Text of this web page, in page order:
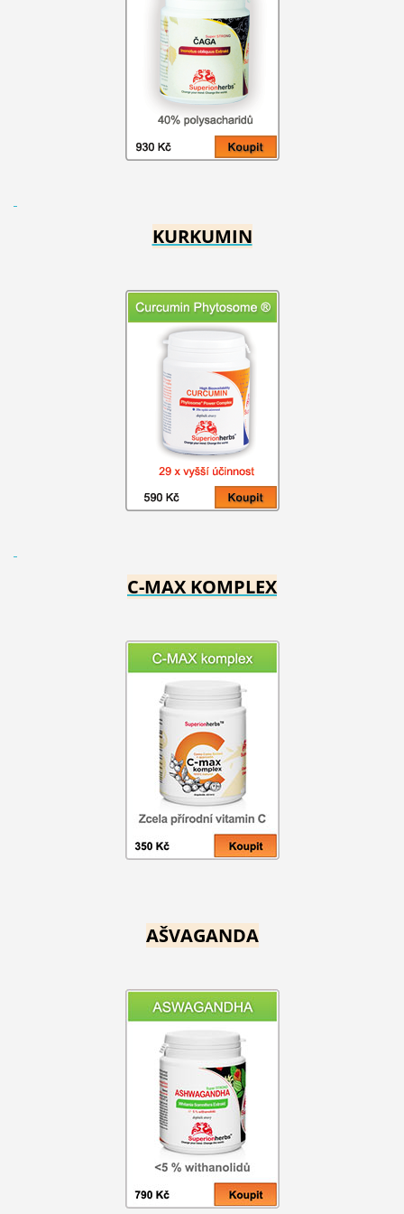
KURKUMIN
C-MAX KOMPLEX
AŠVAGANDA